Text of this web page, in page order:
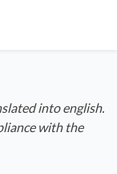
into english.
with the